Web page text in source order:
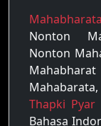
Mahabharata
Nonton
Nonton
Mahabarata,
Thapki Pyar
Bahasa